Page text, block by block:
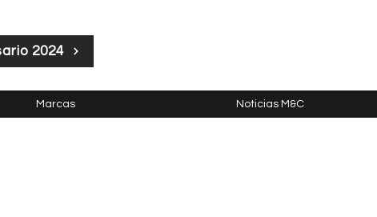
2024
Marcas Noticias M&C